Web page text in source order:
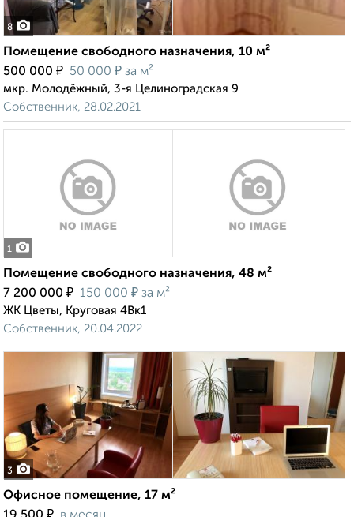
8
Помещение свободного назначения, 10 м²
500 000 ₽ 50 000 ₽ за м²
мкр. Молодёжный, 3-я Целиноградская 9
Собственник, 28.02.2021
1
Помещение свободного назначения, 48 м²
7 200 000 ₽ 150 000 ₽ за м²
ЖК Цветы, Круговая 4Вк1
Собственник, 20.04.2022
3
Офисное помещение, 17 м²